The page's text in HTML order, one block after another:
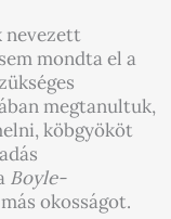
nevezett
mondta el a
megtanultuk,
köbgyököt
Boyle-
okosságot.